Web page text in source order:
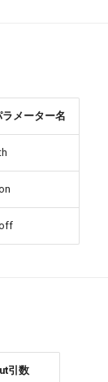
ラメーター名
引数